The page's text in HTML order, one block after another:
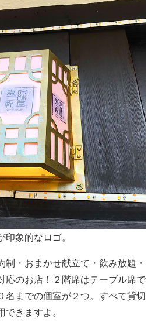
象的なロゴ。
制・おまかせ献立て・飲み放題・
応のお店！２階席はテーブル席で
名までの個室が２つ。すべて貸切
きますよ。